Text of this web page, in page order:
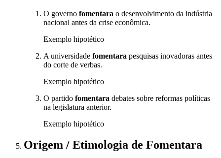
O governo fomentara o desenvolvimento da indústria
nacional antes da crise econômica.
Exemplo hipotético
A universidade fomentara pesquisas inovadoras antes
do corte de verbas.
Exemplo hipotético
O partido fomentara debates sobre reformas políticas
na legislatura anterior.
Exemplo hipotético
Origem / Etimologia de Fomentara